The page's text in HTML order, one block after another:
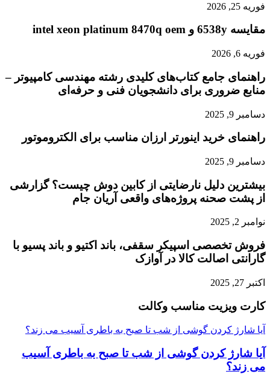
فوریه 25, 2026
مقایسه 6538y و intel xeon platinum 8470q oem
فوریه 6, 2026
راهنمای جامع کتاب‌های کلیدی رشته مهندسی کامپیوتر –
منابع ضروری برای دانشجویان فنی و حرفه‌ای
دسامبر 9, 2025
راهنمای خرید اینورتر ارزان مناسب برای الکتروموتور
دسامبر 9, 2025
بیشترین دلیل نارضایتی از کابین دوش چیست؟ گزارشی
از پشت صحنه پروژه‌های واقعی آریان جام
نوامبر 2, 2025
فروش تخصصی اسپیکر سقفی، باند اکتیو و باند پسیو با
گارانتی اصالت کالا در آوازک
اکتبر 27, 2025
کارت ویزیت مناسب وکالت
آیا شارژ کردن گوشی از شب تا صبح به باطری آسیب می زند؟
آیا شارژ کردن گوشی از شب تا صبح به باطری آسیب
می زند؟